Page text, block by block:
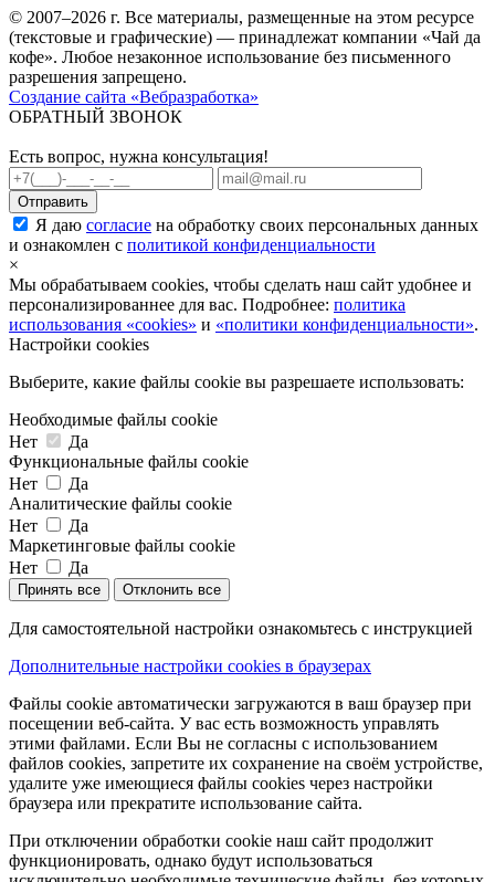
© 2007–2026 г. Все материалы, размещенные на этом ресурсе
(текстовые и графические) — принадлежат компании «Чай да
кофе». Любое незаконное использование без письменного
разрешения запрещено.
Создание сайта «Вебразработка»
ОБРАТНЫЙ ЗВОНОК
Есть вопрос, нужна консультация!
Я даю согласие на обработку своих персональных данных
и ознакомлен с политикой конфиденциальности
×
Мы обрабатываем cookies, чтобы сделать наш сайт удобнее и
персонализированнее для вас. Подробнее: политика
использования «cookies» и «политики конфиденциальности».
Настройки cookies
Выберите, какие файлы cookie вы разрешаете использовать:
Необходимые файлы cookie
Нет
Да
Функциональные файлы cookie
Нет
Да
Аналитические файлы cookie
Нет
Да
Маркетинговые файлы cookie
Нет
Да
Принять все Отклонить все
Для самостоятельной настройки ознакомьтесь с инструкцией
Дополнительные настройки cookies в браузерах
Файлы cookie автоматически загружаются в ваш браузер при
посещении веб-сайта. У вас есть возможность управлять
этими файлами. Если Вы не согласны с использованием
файлов cookies, запретите их сохранение на своём устройстве,
удалите уже имеющиеся файлы cookies через настройки
браузера или прекратите использование сайта.
При отключении обработки cookie наш сайт продолжит
функционировать, однако будут использоваться